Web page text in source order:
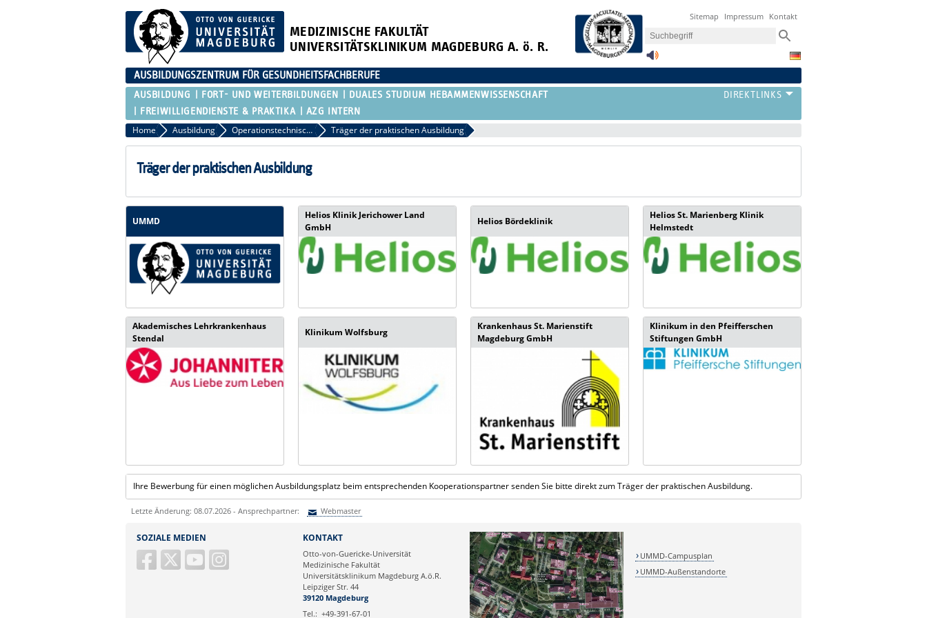
MEDIZINISCHE FAKULTÄT
UNIVERSITÄTSKLINIKUM MAGDEBURG A. ö. R.
Sitemap Impressum Kontakt
AUSBILDUNGSZENTRUM FÜR GESUNDHEITSFACHBERUFE
AUSBILDUNG FORT- UND WEITERBILDUNGEN
DUALES STUDIUM HEBAMMENWISSENSCHAFT
FREIWILLIGENDIENSTE & PRAKTIKA
AZG INTERN
Home Ausbildung Operationstechnische Assistenten (OTA) Träger der praktischen Ausbildung
Träger der praktischen Ausbildung
UMMD
Helios Klinik Jerichower Land
GmbH
Helios Bördeklinik
Helios St. Marienberg Klinik
Helmstedt
Akademisches Lehrkrankenhaus
Stendal
Klinikum Wolfsburg
Krankenhaus St. Marienstift
Magdeburg GmbH
Klinikum in den Pfeifferschen
Stiftungen GmbH
Ihre Bewerbung für einen möglichen Ausbildungsplatz beim entsprechenden Kooperationspartner senden Sie bitte direkt zum Träger der praktischen Ausbildung.
Letzte Änderung: 08.07.2026 - Ansprechpartner: Webmaster
Ihre E-Mailadresse:
SOZIALE MEDIEN KONTAKT
Otto-von-Guericke-Universität
Medizinische Fakultät
Universitätsklinikum Magdeburg A.ö.R.
Leipziger Str. 44
39120 Magdeburg
Tel.: +49-391-67-01
UMMD-Campusplan
UMMD-Außenstandorte